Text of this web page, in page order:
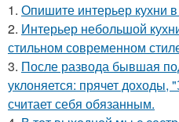
1. Опишите интерьер кухни
2. Интерьер небольшой
стильном современном
3. После развода бывшая
уклоняется: прячет доходы,
считает себя обязанным.